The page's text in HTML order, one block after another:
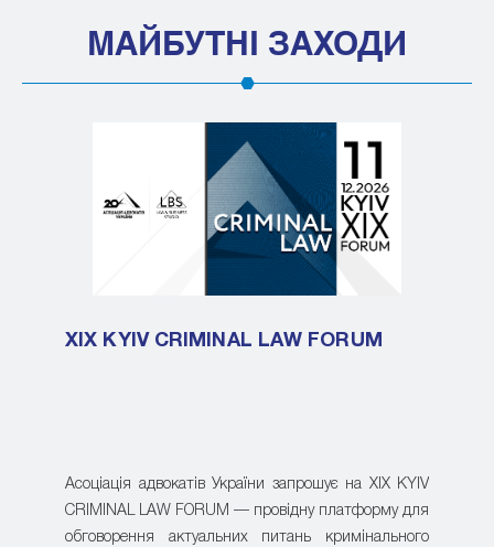
МАЙБУТНІ ЗАХОДИ
XIX KYIV CRIMINAL LAW FORUM
Асоціація адвокатів України запрошує на XIX KYIV
CRIMINAL LAW FORUM — провідну платформу для
обговорення актуальних питань кримінального